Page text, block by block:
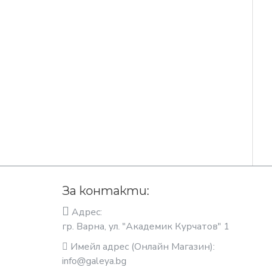
За контакти:
Адрес:
гр. Варна, ул. "Академик Курчатов" 1
Имейл адрес (Онлайн Магазин):
info@galeya.bg